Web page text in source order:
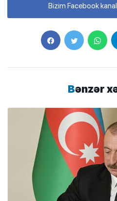
Bizim Facebook
Bənzər